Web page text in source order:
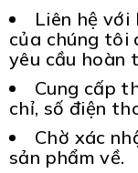
Liên hệ
của chúng tôi
yêu cầu hoàn
Cung cấp
chỉ, số điện
Chờ xác
sản phẩm về.